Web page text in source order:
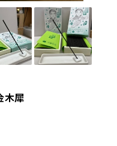
木犀